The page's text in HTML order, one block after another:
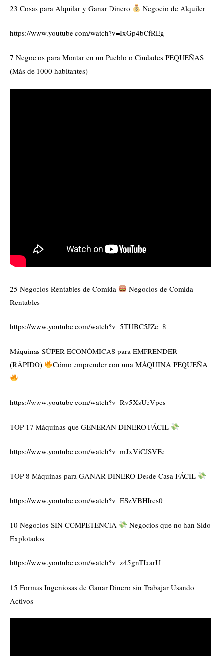
23 Cosas para Alquilar y Ganar Dinero Negocio de Alquiler
https://www.youtube.com/watch?v=IxGp4bCfREg
7 Negocios para Montar en un Pueblo o Ciudades PEQUEÑAS
(Más de 1000 habitantes)
25 Negocios Rentables de Comida
Negocios de Comida
Rentables
https://www.youtube.com/watch?v=5TUBC5JZe_8
Máquinas SÚPER ECONÓMICAS para EMPRENDER
(RÁPIDO)
Cómo emprender con una MÁQUINA PEQUEÑA
https://www.youtube.com/watch?v=Rv5XsUcVpes
TOP 17 Máquinas que GENERAN DINERO FÁCIL
https://www.youtube.com/watch?v=mJxViCJSVFc
TOP 8 Máquinas para GANAR DINERO Desde Casa FÁCIL
https://www.youtube.com/watch?v=ESzVBHIrcs0
10 Negocios SIN COMPETENCIA
Negocios que no han Sido
Explotados
https://www.youtube.com/watch?v=z45gnTIxarU
15 Formas Ingeniosas de Ganar Dinero sin Trabajar Usando
Activos